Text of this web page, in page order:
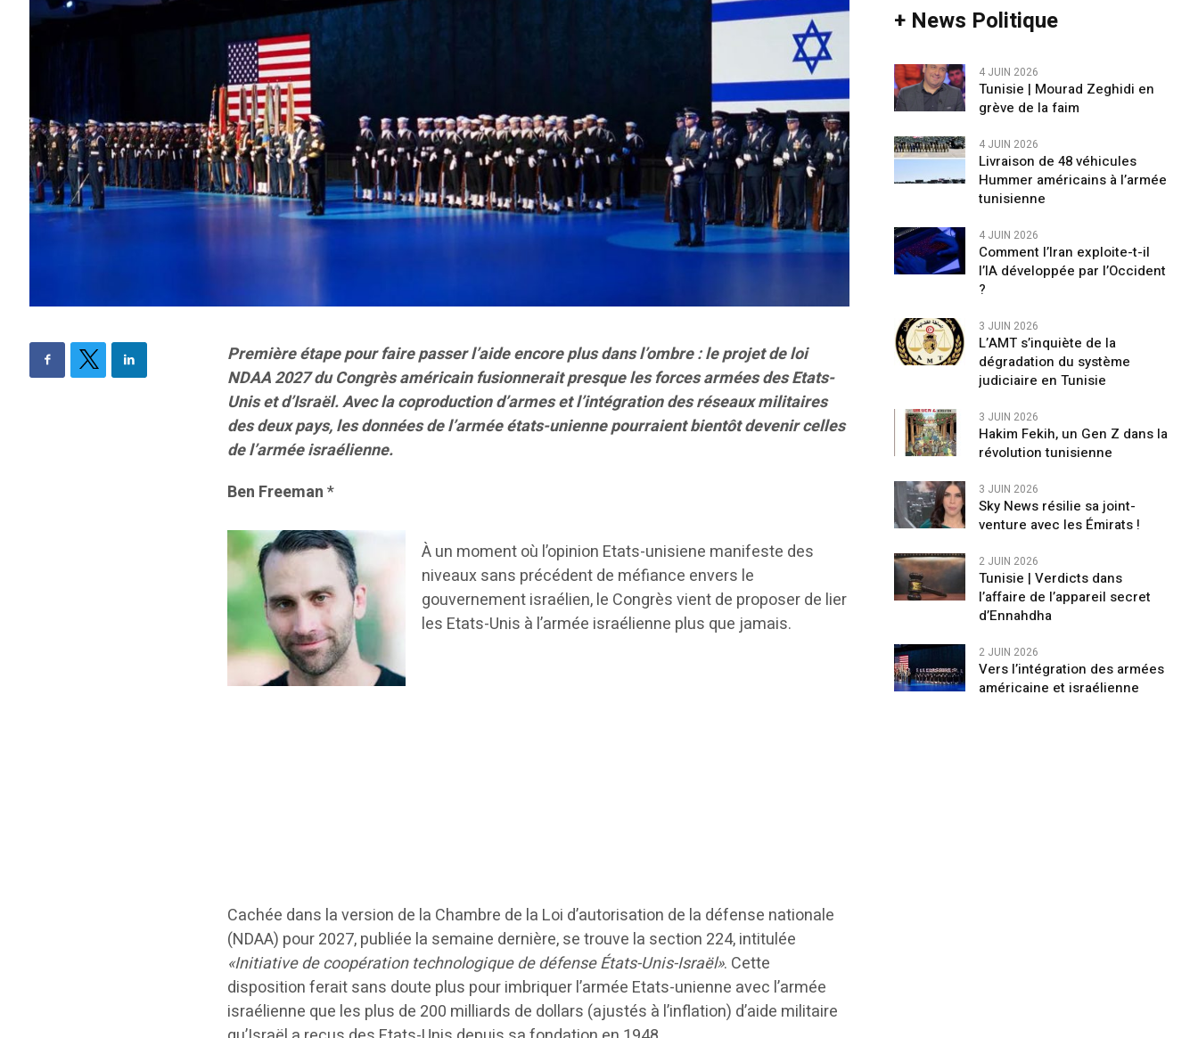
Première étape pour faire passer l’aide encore plus dans l’ombre : le projet de loi
NDAA 2027 du Congrès américain fusionnerait presque les forces armées des Etats-
Unis et d’Israël. Avec la coproduction d’armes et l’intégration des réseaux militaires
des deux pays, les données de l’armée états-unienne pourraient bientôt devenir celles
de l’armée israélienne.
Ben Freeman*
À un moment où l’opinion Etats-unisiene manifeste des
niveaux sans précédent de méfiance envers le
gouvernement israélien, le Congrès vient de proposer de lier
les Etats-Unis à l’armée israélienne plus que jamais.
Cachée dans la version de la Chambre de la Loi d’autorisation de la défense nationale
(NDAA) pour 2027, publiée la semaine dernière, se trouve la section 224, intitulée
«Initiative de coopération technologique de défense États-Unis-Israël». Cette
disposition ferait sans doute plus pour imbriquer l’armée Etats-unienne avec l’armée
israélienne que les plus de 200 milliards de dollars (ajustés à l’inflation) d’aide militaire
+ News Politique
4 JUIN 2026
Tunisie | Mourad Zeghidi en
grève de la faim
4 JUIN 2026
Livraison de 48 véhicules
Hummer américains à l’armée
tunisienne
4 JUIN 2026
Comment l’Iran exploite-t-il
l’IA développée par l’Occident
?
3 JUIN 2026
L’AMT s’inquiète de la
dégradation du système
judiciaire en Tunisie
3 JUIN 2026
Hakim Fekih, un Gen Z dans la
révolution tunisienne
3 JUIN 2026
Sky News résilie sa joint-
venture avec les Émirats !
2 JUIN 2026
Tunisie | Verdicts dans
l’affaire de l’appareil secret
d’Ennahdha
2 JUIN 2026
Vers l’intégration des armées
américaine et israélienne